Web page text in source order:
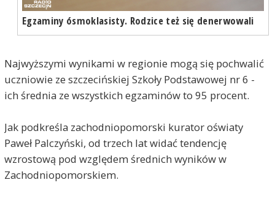
Egzaminy ósmoklasisty. Rodzice też się denerwowali
Najwyższymi wynikami w regionie mogą się pochwalić
uczniowie ze szczecińskiej Szkoły Podstawowej nr 6 -
ich średnia ze wszystkich egzaminów to 95 procent.
Jak podkreśla zachodniopomorski kurator oświaty
Paweł Palczyński, od trzech lat widać tendencję
wzrostową pod względem średnich wyników w
Zachodniopomorskiem.